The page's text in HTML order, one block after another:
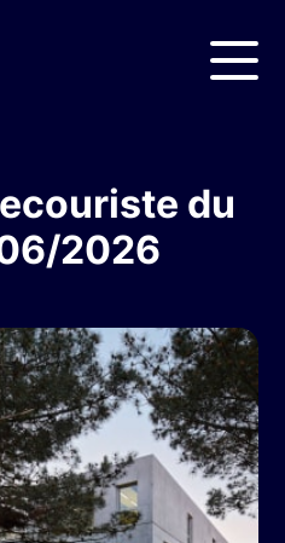
du
2026